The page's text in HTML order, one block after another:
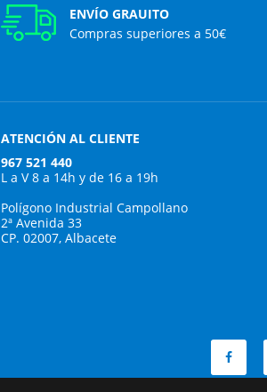
ENVÍO GRAUITO
Compras superiores a 50€
ATENCIÓN AL CLIENTE
967 521 440
L a V 8 a 14h y de 16 a 19h
Polígono Industrial Campollano
2ª Avenida 33
CP. 02007, Albacete